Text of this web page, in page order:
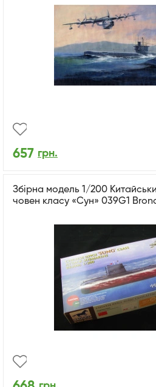
657 грн.
Збірна модель 1/200
човен класу «Сун» 039G1